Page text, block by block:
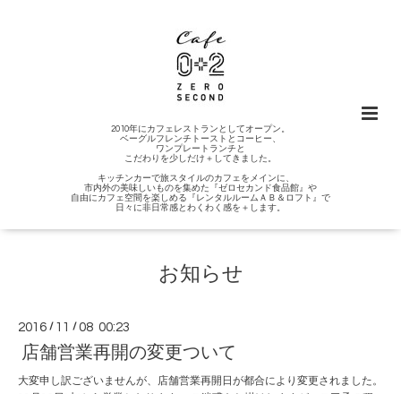
2010年にカフェレストランとしてオープン。
ベーグルフレンチトーストとコーヒー、
ワンプレートランチと
こだわりを少しだけ＋してきました。
キッチンカーで旅スタイルのカフェをメインに、
市内外の美味しいものを集めた『ゼロセカンド食品館』や
自由にカフェ空間を楽しめる『レンタルルームＡＢ＆ロフト』で
日々に非日常感とわくわく感を＋します。
お知らせ
2016 / 11 /08 00:23
店舗営業再開の変更ついて
大変申し訳ございませんが、店舗営業再開日が都合により変更されました。